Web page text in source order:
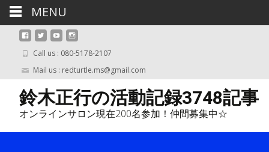
Call us : 080-5178-2107
Mail us : redturtle.ms@gmail.com
鈴木正行の活動記録3748記事
オンラインサロン現在200名参加！仲間募集中☆
MENU